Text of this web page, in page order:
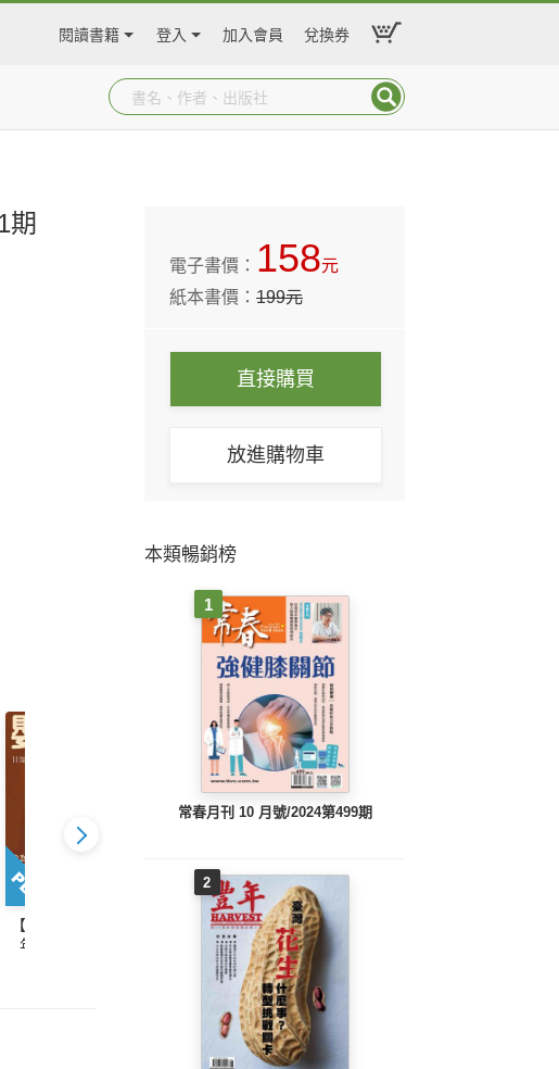
閱讀書籍 登入 加入會員 兌換券
期
【嬰兒與母親】2025
年11月號/第584期
【嬰兒與母親】2025
年9月號/第583期
電子書價： 158元
紙本書價：199元
直接購買
放進購物車
本類暢銷榜
1
常春月刊 10 月號/2024第499期
2